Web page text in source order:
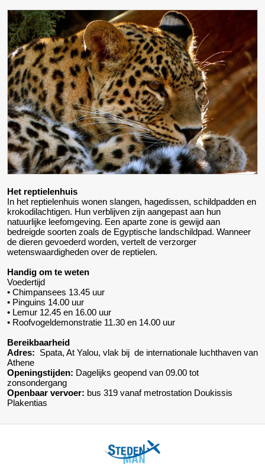
Het reptielenhuis
In het reptielenhuis wonen slangen, hagedissen, schildpadden en
krokodilachtigen. Hun verblijven zijn aangepast aan hun
natuurlijke leefomgeving. Een aparte zone is gewijd aan
bedreigde soorten zoals de Egyptische landschildpad. Wanneer
de dieren gevoederd worden, vertelt de verzorger
wetenswaardigheden over de reptielen.
Handig om te weten
Voedertijd
• Chimpansees 13.45 uur
• Pinguins 14.00 uur
• Lemur 12.45 en 16.00 uur
• Roofvogeldemonstratie 11.30 en 14.00 uur
Bereikbaarheid
Adres: Spata, At Yalou, vlak bij de internationale luchthaven van
Athene
Openingstijden: Dagelijks geopend van 09.00 tot
zonsondergang
Openbaar vervoer: bus 319 vanaf metrostation Doukissis
Plakentias